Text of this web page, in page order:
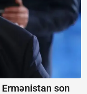
Ermənistan son